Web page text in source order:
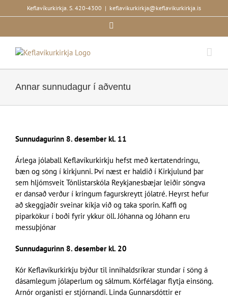
to
Keflavíkurkirkja. S. 420-4300 | keflavikurkirkja@keflavikurkirkja.is
Annar sunnudagur í aðventu
Sunnudagurinn 8. desember kl. 11
Árlega jólaball Keflavíkurkirkju hefst með kertatendringu,
bæn og söng í kirkjunni. Því næst er haldið í Kirkjulund þar
sem hljómsveit Tónlistarskóla Reykjanesbæjar leiðir söngva
er dansað verður í kringum fagurskreytt jólatré. Heyrst hefur
að skeggjaðir sveinar kíkja við og taka sporin. Kaffi og
piparkökur í boði fyrir ykkur öll. Jóhanna og Jóhann eru
messuþjónar
Sunnudagurinn 8. desember kl. 20
Kór Keflavíkurkirkju býður til innihaldsríkrar stundar í söng á
dásamlegum jólaperlum og sálmum. Kórfélagar flytja einsöng.
Arnór organisti er stjórnandi. Linda Gunnarsdóttir er